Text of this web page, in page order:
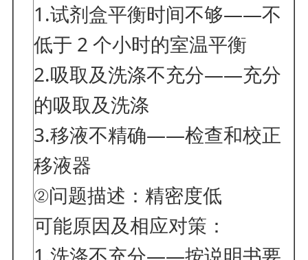
1.试剂盒平衡时间不够——不
低于 2 个小时的室温平衡
2.吸取及洗涤不充分——充分
的吸取及洗涤
3.移液不精确——检查和校正
移液器
②问题描述：精密度低
可能原因及相应对策：